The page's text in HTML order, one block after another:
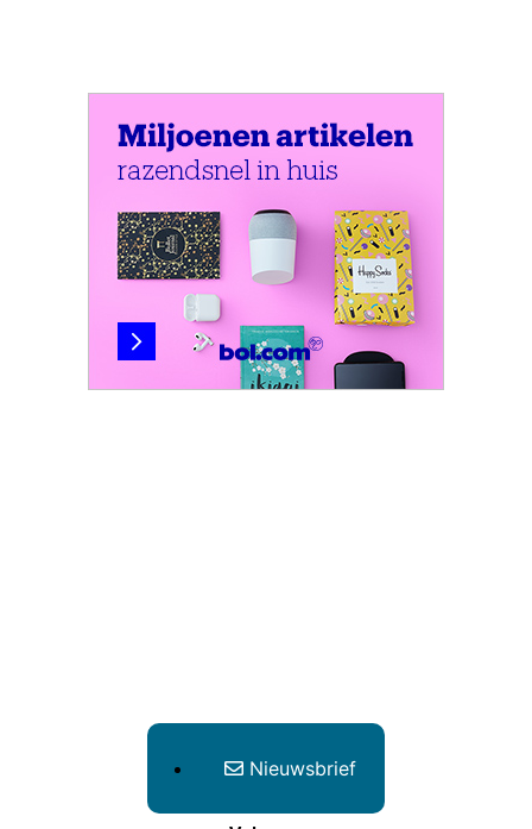
Nieuwsbrief